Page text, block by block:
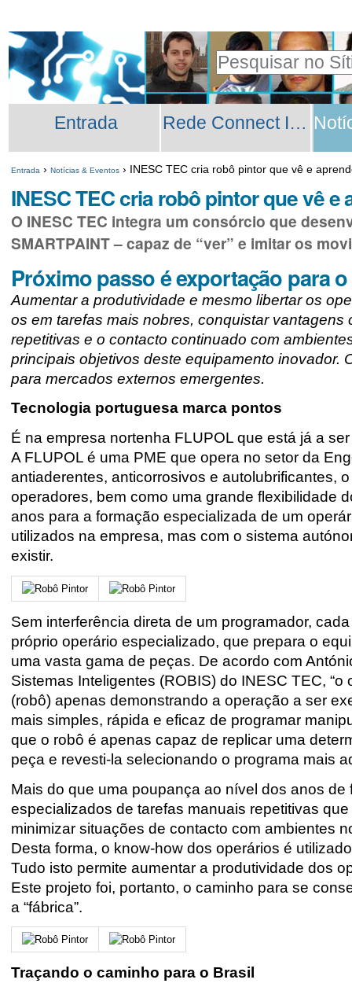
para
o
conteúdo.
para
a
navegação
Pessoais
Pesquisar
Pesquisa
Avançada…
Secções
Entrada Rede Connect INESC TEC
Entrada › Notícias & Eventos › INESC TEC cria robô pintor que vê e
INESC TEC cria robô pintor que vê e
O INESC TEC integra um consórcio que
SMARTPAINT – capaz de “ver” e imitar os
Próximo passo é exportação para
Aumentar a produtividade e mesmo libertar os
os em tarefas mais nobres, conquistar vantagens
repetitivas e o contacto continuado com
principais objetivos deste equipamento inovador.
para mercados externos emergentes.
Tecnologia portuguesa marca pontos
É na empresa nortenha FLUPOL que está já a
A FLUPOL é uma PME que opera no setor da
antiaderentes, anticorrosivos e autolubrificantes,
operadores, bem como uma grande flexibilidade
anos para a formação especializada de um
utilizados na empresa, mas com o sistema
existir.
Sem interferência direta de um programador,
próprio operário especializado, que prepara o
uma vasta gama de peças. De acordo com
Sistemas Inteligentes (ROBIS) do INESC TEC,
(robô) apenas demonstrando a operação a ser
mais simples, rápida e eficaz de programar
que o robô é apenas capaz de replicar uma
peça e revesti-la selecionando o programa mais
Mais do que uma poupança ao nível dos anos
especializados de tarefas manuais repetitivas
minimizar situações de contacto com ambientes
Desta forma, o know-how dos operários é
Tudo isto permite aumentar a produtividade dos
Este projeto foi, portanto, o caminho para se
a “fábrica”.
Traçando o caminho para o Brasil